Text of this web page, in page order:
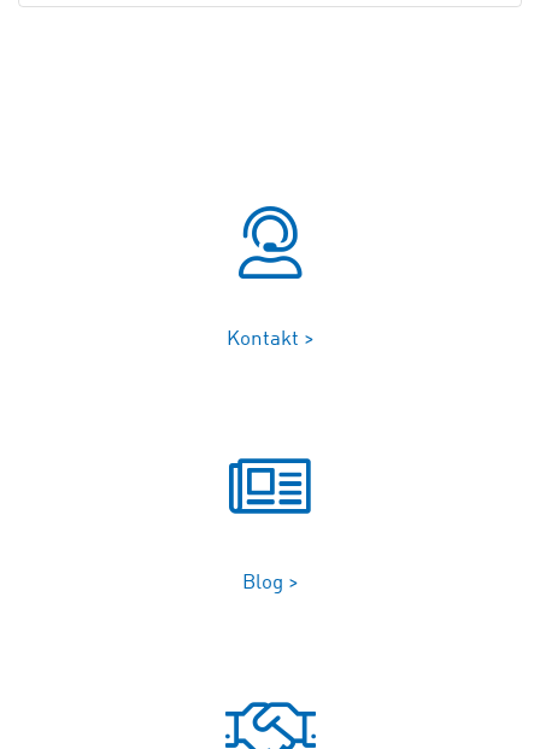
Kontakt >
Blog >